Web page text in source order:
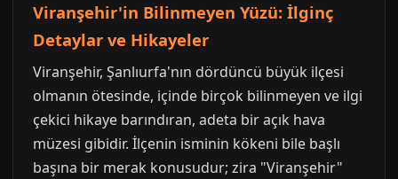
Viranşehir'in Bilinmeyen Yüzü: İlginç
Detaylar ve Hikayeler
Viranşehir, Şanlıurfa'nın dördüncü büyük ilçesi
olmanın ötesinde, içinde birçok bilinmeyen ve ilgi
çekici hikaye barındıran, adeta bir açık hava
müzesi gibidir. İlçenin isminin kökeni bile başlı
başına bir merak konusudur; zira "Viranşehir"